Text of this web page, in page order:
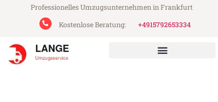
Professionelles Umzugsunternehmen in Frankfurt
Kostenlose Beratung:
+4915792653334